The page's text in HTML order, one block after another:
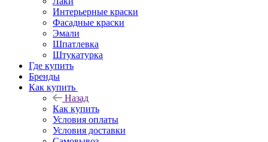
Интерьерные краски
Фасадные краски
Эмали
Шпатлевка
Штукатурка
Где купить
Бренды
Как купить
Назад
Как купить
Условия оплаты
Условия доставки